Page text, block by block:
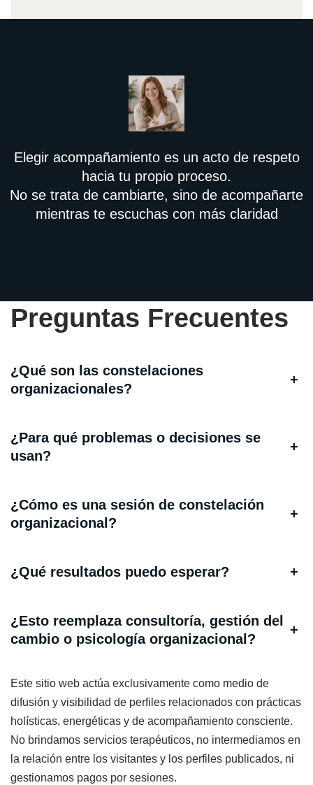
Elegir acompañamiento es un acto de respeto
hacia tu propio proceso.
No se trata de cambiarte, sino de acompañarte
mientras te escuchas con más claridad
Preguntas Frecuentes
¿Qué son las constelaciones
organizacionales?
+
¿Para qué problemas o decisiones se
usan?
+
¿Cómo es una sesión de constelación
organizacional?
+
¿Qué resultados puedo esperar? +
¿Esto reemplaza consultoría, gestión del
cambio o psicología organizacional?
+
Este sitio web actúa exclusivamente como medio de
difusión y visibilidad de perfiles relacionados con prácticas
holísticas, energéticas y de acompañamiento consciente.
No brindamos servicios terapéuticos, no intermediamos en
la relación entre los visitantes y los perfiles publicados, ni
gestionamos pagos por sesiones.